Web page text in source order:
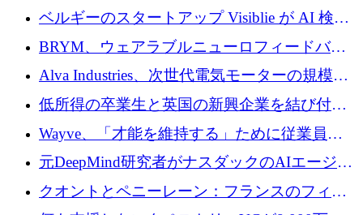
ドルを調達
ベルギーのスタートアップ Visiblie が AI 検索
の可視化のために 50 万ユーロを調達
BRYM、ウェアラブルニューロフィードバッ
クプラットフォームの開発に65万ユーロを確
Alva Industries、次世代電気モーターの規模拡
大に 1,600 万ユーロを調達
低所得の卒業生と英国の新興企業を結び付け
るためにCommon Pathを開始
Wayve、「才能を維持する」ために従業員に
8,500万ドルの株式公開買い付けを実施
元DeepMind研究者がナスダックのAIエージェ
ントを拡張するためにCreandumの資金調達で
記録を獲得
クオントとペニーレーン：フランスのフィン